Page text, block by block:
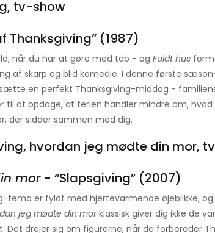
Thanksgiving” (1987)
når du har at gøre med tab - og Fuldt hus
af skarp og blid komedie. I denne første
en perfekt Thanksgiving-middag -
til at opdage, at ferien handler mindre om, hvad
der sidder sammen med dig.
mor - “Slapsgiving” (2007)
tema er fyldt med hjertevarmende øjeblikke,
jeg mødte din morklassisk giver dig ikke de
drejer sig om figurerne, når de forbereder